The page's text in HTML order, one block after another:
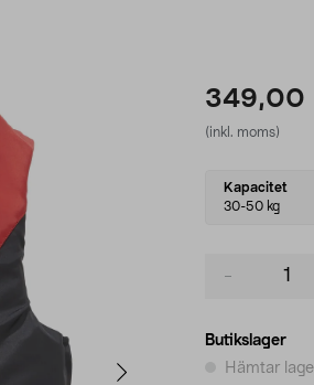
349,00
(inkl. moms)
Select
variant
Kapacitet
30-50 kg
Butikslager
Hämtar